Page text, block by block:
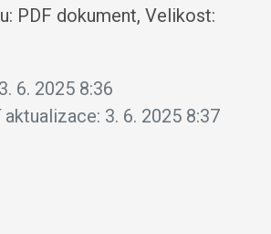
PDF dokument, Velikost:
3. 6. 2025 8:36
aktualizace: 3. 6. 2025 8:37